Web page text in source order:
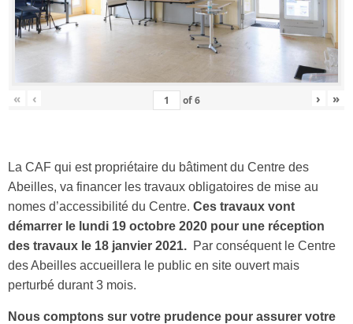
« ‹ of6 › »
La CAF qui est propriétaire du bâtiment du Centre des
Abeilles, va financer les travaux obligatoires de mise au
nomes d’accessibilité du Centre. Ces travaux vont
démarrer le lundi 19 octobre 2020 pour une réception
des travaux le 18 janvier 2021. Par conséquent le Centre
des Abeilles accueillera le public en site ouvert mais
perturbé durant 3 mois.
Nous comptons sur votre prudence pour assurer votre